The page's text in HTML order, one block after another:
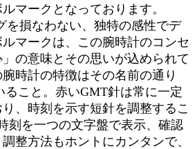
マークとなっております。
を損なわない、独特の感性でデ
マークは、この腕時計のコンセ
の意味とその思いが込められて
時計の特徴はその名前の通り
ること。赤いGMT針は常に一定
、時刻を示す短針を調整するこ
刻を一つの文字盤で表示、確認
整方法もホントにカンタンで、